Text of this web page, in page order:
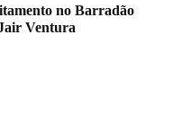
no Barradão
Ventura